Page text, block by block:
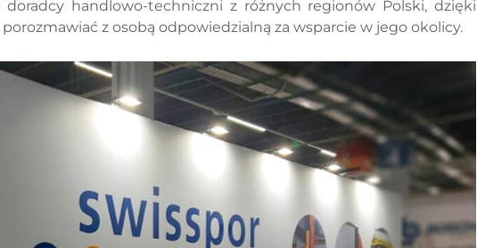
handlowo-techniczni z różnych regionów Polski, dzięki
z osobą odpowiedzialną za wsparcie w jego okolicy.